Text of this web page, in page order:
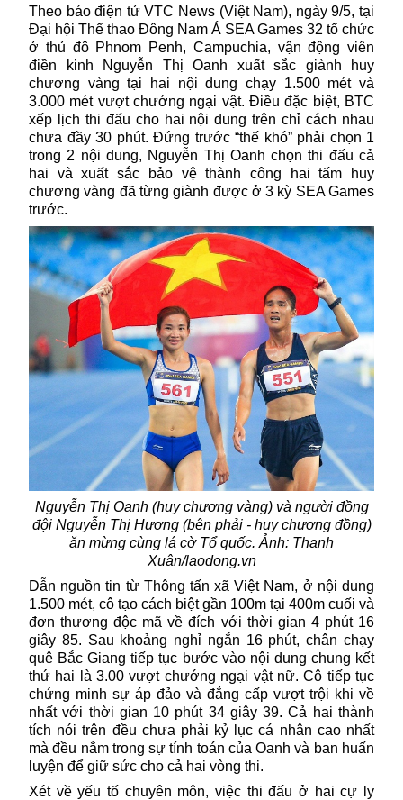
Theo báo điện tử VTC News (Việt Nam), ngày 9/5, tại
Đại hội Thể thao Đông Nam Á SEA Games 32 tổ chức
ở thủ đô Phnom Penh, Campuchia, vận động viên
điền kinh Nguyễn Thị Oanh xuất sắc giành huy
chương vàng tại hai nội dung chạy 1.500 mét và
3.000 mét vượt chướng ngại vật. Điều đặc biệt, BTC
xếp lịch thi đấu cho hai nội dung trên chỉ cách nhau
chưa đầy 30 phút. Đứng trước “thế khó” phải chọn 1
trong 2 nội dung, Nguyễn Thị Oanh chọn thi đấu cả
hai và xuất sắc bảo vệ thành công hai tấm huy
chương vàng đã từng giành được ở 3 kỳ SEA Games
trước.
Nguyễn Thị Oanh (huy chương vàng) và người đồng
đội Nguyễn Thị Hương (bên phải - huy chương đồng)
ăn mừng cùng lá cờ Tổ quốc. Ảnh: Thanh
Xuân/laodong.vn
Dẫn nguồn tin từ Thông tấn xã Việt Nam, ở nội dung
1.500 mét, cô tạo cách biệt gần 100m tại 400m cuối và
đơn thương độc mã về đích với thời gian 4 phút 16
giây 85. Sau khoảng nghỉ ngắn 16 phút, chân chạy
quê Bắc Giang tiếp tục bước vào nội dung chung kết
thứ hai là 3.00 vượt chướng ngại vật nữ. Cô tiếp tục
chứng minh sự áp đảo và đẳng cấp vượt trội khi về
nhất với thời gian 10 phút 34 giây 39. Cả hai thành
tích nói trên đều chưa phải kỷ lục cá nhân cao nhất
mà đều nằm trong sự tính toán của Oanh và ban huấn
luyện để giữ sức cho cả hai vòng thi.
Xét về yếu tố chuyên môn, việc thi đấu ở hai cự ly